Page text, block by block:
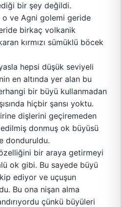
bir şey değildi.
o ve Agni golemi geride
birkaç volkanik
kırmızı sümüklü böcek
hepsi düşük seviyeli
en altında yer alan bu
bir büyü kullanmadan
hiçbir şansı yoktu.
dişlerini geçiremeden
donmuş ok büyüsü
donduruldu.
bir araya getirmeyi
ok gibi. Bu sayede büyü
ediyor ve uçuşun
Bu ona nişan alma
çünkü büyüleri